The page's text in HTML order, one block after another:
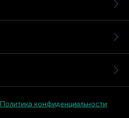
Политика конфиденциальности